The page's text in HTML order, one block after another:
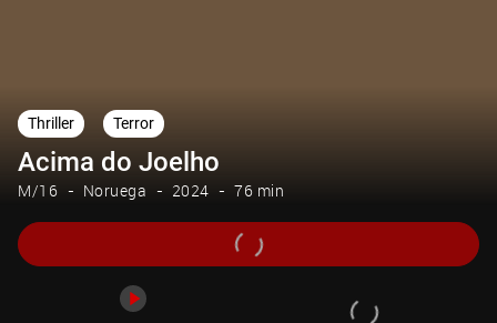
Thriller Terror
Acima do Joelho
M/16 Noruega 2024 76 min